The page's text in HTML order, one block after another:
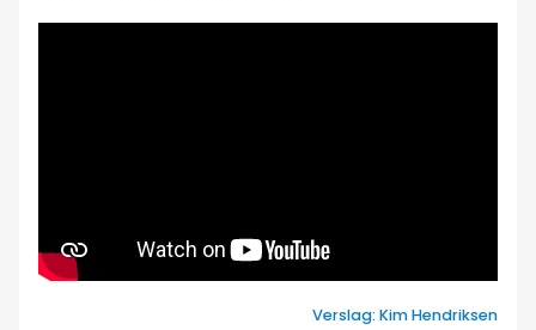
Verslag: Kim Hendriksen